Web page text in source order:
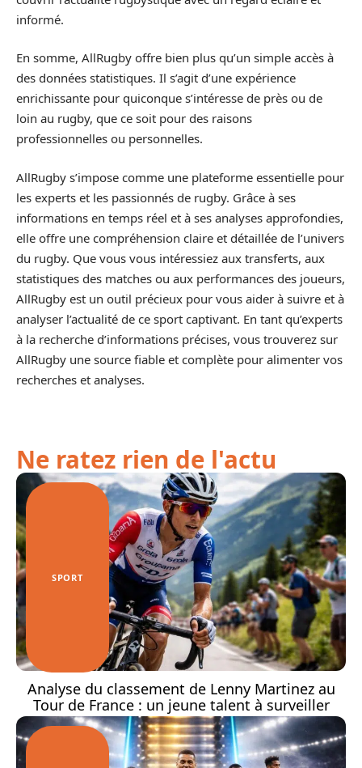
informé.
En somme, AllRugby offre bien plus qu’un simple accès à
des données statistiques. Il s’agit d’une expérience
enrichissante pour quiconque s’intéresse de près ou de
loin au rugby, que ce soit pour des raisons
professionnelles ou personnelles.
AllRugby s’impose comme une plateforme essentielle pour
les experts et les passionnés de rugby. Grâce à ses
informations en temps réel et à ses analyses approfondies,
elle offre une compréhension claire et détaillée de l’univers
du rugby. Que vous vous intéressiez aux transferts, aux
statistiques des matches ou aux performances des joueurs,
AllRugby est un outil précieux pour vous aider à suivre et à
analyser l’actualité de ce sport captivant. En tant qu’experts
à la recherche d’informations précises, vous trouverez sur
AllRugby une source fiable et complète pour alimenter vos
recherches et analyses.
Ne ratez rien de l'actu
SPORT
Analyse du classement de Lenny Martinez au
Tour de France : un jeune talent à surveiller